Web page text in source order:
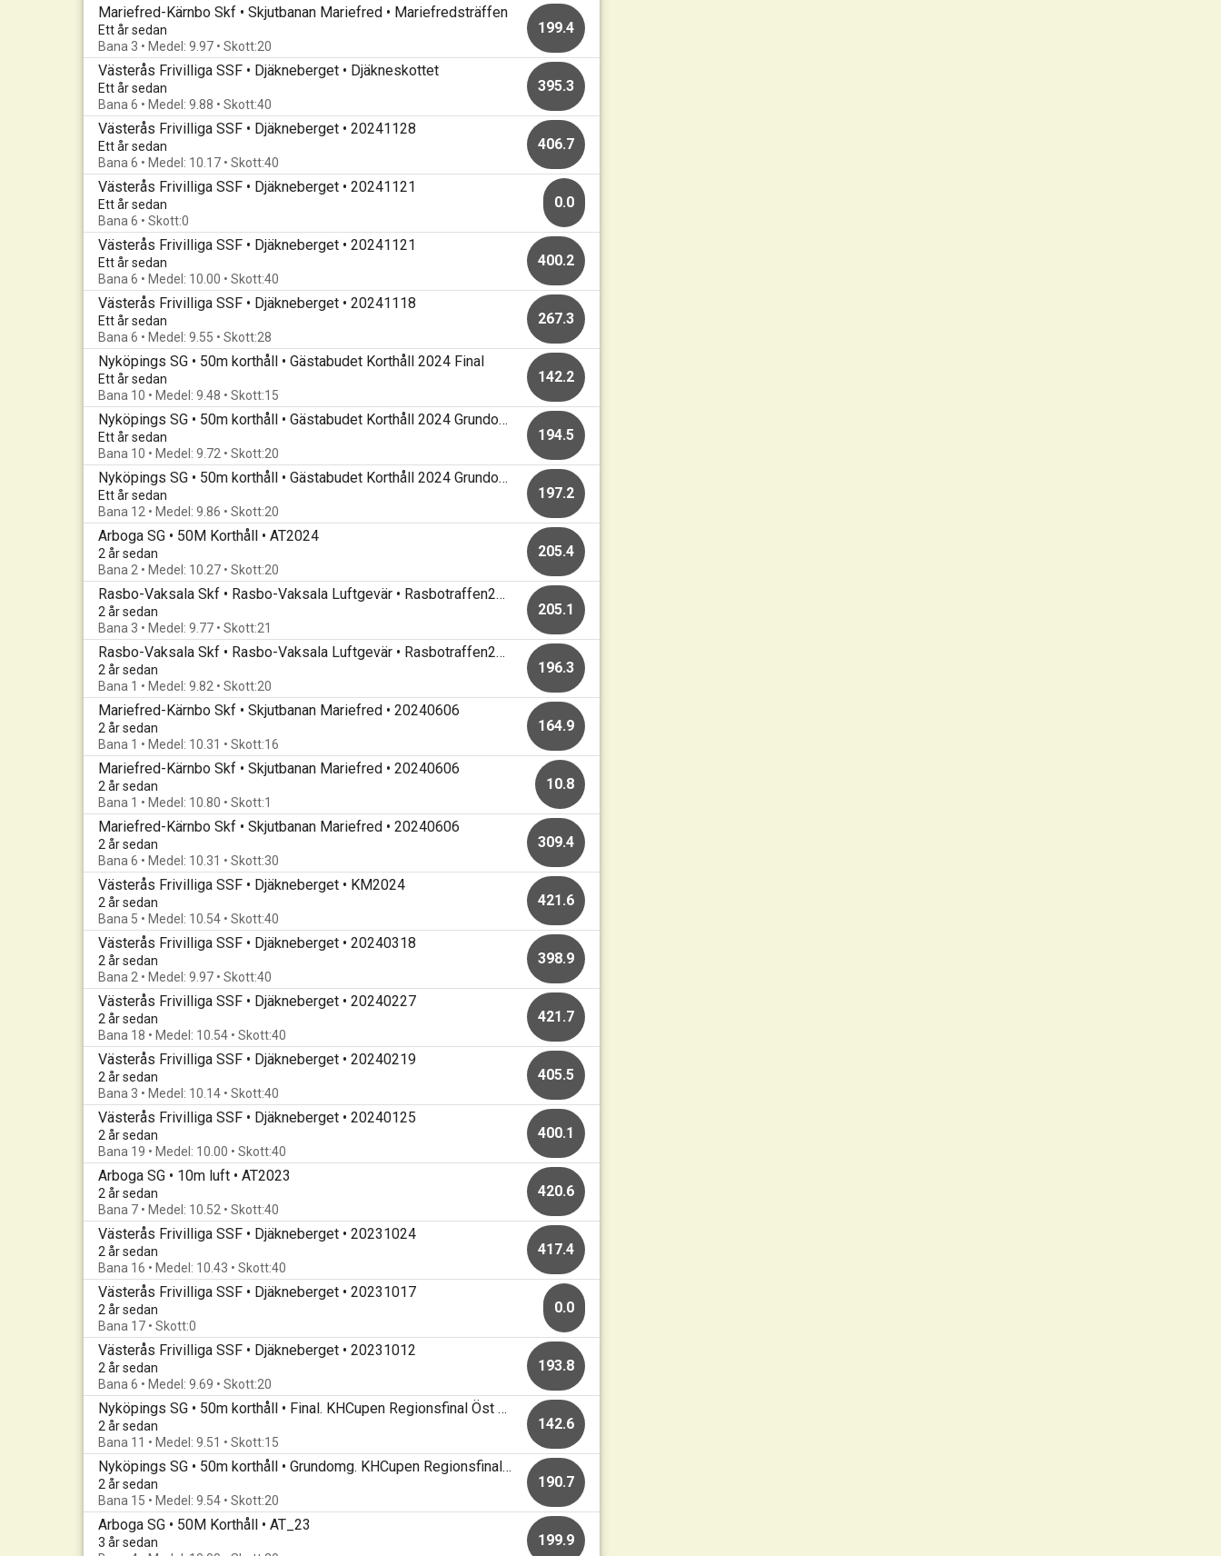
Mariefred-Kärnbo Skf • Skjutbanan Mariefred • Mariefredsträffen
Ett år sedan
Bana 3 • Medel: 9.97 • Skott:20
199.4
Västerås Frivilliga SSF • Djäkneberget • Djäkneskottet
Ett år sedan
Bana 6 • Medel: 9.88 • Skott:40
395.3
Västerås Frivilliga SSF • Djäkneberget • 20241128
Ett år sedan
Bana 6 • Medel: 10.17 • Skott:40
406.7
Västerås Frivilliga SSF • Djäkneberget • 20241121
Ett år sedan
Bana 6 • Skott:0
0.0
Västerås Frivilliga SSF • Djäkneberget • 20241121
Ett år sedan
Bana 6 • Medel: 10.00 • Skott:40
400.2
Västerås Frivilliga SSF • Djäkneberget • 20241118
Ett år sedan
Bana 6 • Medel: 9.55 • Skott:28
267.3
Nyköpings SG • 50m korthåll • Gästabudet Korthåll 2024 Final
Ett år sedan
Bana 10 • Medel: 9.48 • Skott:15
142.2
Nyköpings SG • 50m korthåll • Gästabudet Korthåll 2024 Grundomgång
Ett år sedan
Bana 10 • Medel: 9.72 • Skott:20
194.5
Nyköpings SG • 50m korthåll • Gästabudet Korthåll 2024 Grundomgång
Ett år sedan
Bana 12 • Medel: 9.86 • Skott:20
197.2
Arboga SG • 50M Korthåll • AT2024
2 år sedan
Bana 2 • Medel: 10.27 • Skott:20
205.4
Rasbo-Vaksala Skf • Rasbo-Vaksala Luftgevär • Rasbotraffen2024
2 år sedan
Bana 3 • Medel: 9.77 • Skott:21
205.1
Rasbo-Vaksala Skf • Rasbo-Vaksala Luftgevär • Rasbotraffen2024
2 år sedan
Bana 1 • Medel: 9.82 • Skott:20
196.3
Mariefred-Kärnbo Skf • Skjutbanan Mariefred • 20240606
2 år sedan
Bana 1 • Medel: 10.31 • Skott:16
164.9
Mariefred-Kärnbo Skf • Skjutbanan Mariefred • 20240606
2 år sedan
Bana 1 • Medel: 10.80 • Skott:1
10.8
Mariefred-Kärnbo Skf • Skjutbanan Mariefred • 20240606
2 år sedan
Bana 6 • Medel: 10.31 • Skott:30
309.4
Västerås Frivilliga SSF • Djäkneberget • KM2024
2 år sedan
Bana 5 • Medel: 10.54 • Skott:40
421.6
Västerås Frivilliga SSF • Djäkneberget • 20240318
2 år sedan
Bana 2 • Medel: 9.97 • Skott:40
398.9
Västerås Frivilliga SSF • Djäkneberget • 20240227
2 år sedan
Bana 18 • Medel: 10.54 • Skott:40
421.7
Västerås Frivilliga SSF • Djäkneberget • 20240219
2 år sedan
Bana 3 • Medel: 10.14 • Skott:40
405.5
Västerås Frivilliga SSF • Djäkneberget • 20240125
2 år sedan
Bana 19 • Medel: 10.00 • Skott:40
400.1
Arboga SG • 10m luft • AT2023
2 år sedan
Bana 7 • Medel: 10.52 • Skott:40
420.6
Västerås Frivilliga SSF • Djäkneberget • 20231024
2 år sedan
Bana 16 • Medel: 10.43 • Skott:40
417.4
Västerås Frivilliga SSF • Djäkneberget • 20231017
2 år sedan
Bana 17 • Skott:0
0.0
Västerås Frivilliga SSF • Djäkneberget • 20231012
2 år sedan
Bana 6 • Medel: 9.69 • Skott:20
193.8
Nyköpings SG • 50m korthåll • Final. KHCupen Regionsfinal Öst och Förbundsmästerkap KH
2 år sedan
Bana 11 • Medel: 9.51 • Skott:15
142.6
Nyköpings SG • 50m korthåll • Grundomg. KHCupen Regionsfinal Öst och Förbundsmästerkap KH
2 år sedan
Bana 15 • Medel: 9.54 • Skott:20
190.7
Arboga SG • 50M Korthåll • AT_23
3 år sedan
199.9